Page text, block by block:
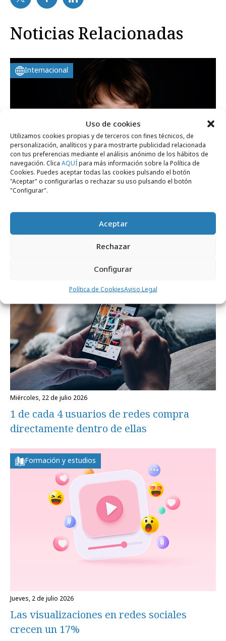
Uso de cookies
Utilizamos cookies propias y de terceros con fines técnicos, de
personalización, analíticos y para mostrarte publicidad relacionada
con tus preferencias mediante el análisis anónimo de los hábitos de
navegación. Clica AQUÍpara más información sobre la Política de
Cookies. Puedes aceptar todas las cookies pulsando el botón
"Aceptar" o configurarlas o rechazar su uso pulsando el botón
"Configurar".
Aceptar
Rechazar
Configurar
Política de CookiesAviso Legal
Noticias Relacionadas
Internacional
Francia aprueba la prohibición de las
redes sociales a menores de 15 años
Formación y estudios
miércoles, 22 de julio 2026
1 de cada 4 usuarios de redes compra
directamente dentro de ellas
Formación y estudios
jueves, 2 de julio 2026
Las visualizaciones en redes sociales
crecen un 17%